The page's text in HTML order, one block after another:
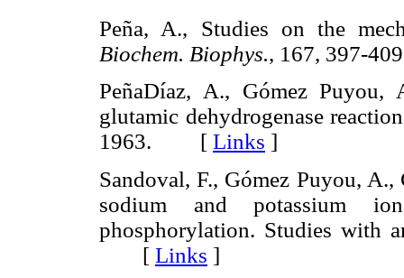
Peña, A., Studies on the
Biochem. Biophys., 167, 397-
PeñaDíaz, A., Gómez
glutamic dehydrogenase
1963. [ Links ]
Sandoval, F., Gómez Puyou,
sodium and potassium
phosphorylation. Studies with
[ Links ]